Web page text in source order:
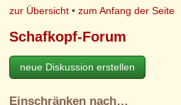
zur Übersicht •zum Anfang der Seite
Schafkopf-Forum
neue Diskussion erstellen
Einschränken nach…